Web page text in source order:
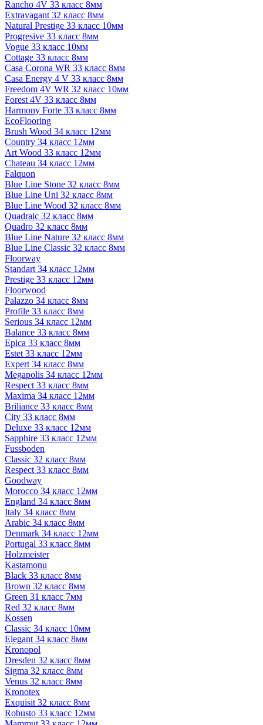
Rancho 4V 33 класс 8мм
Extravagant 32 класс 8мм
Natural Prestige 33 класс 10мм
Progresive 33 класс 8мм
Vogue 33 класс 10мм
Cottage 33 класс 8мм
Casa Corona WR 33 класс 8мм
Casa Energy 4 V 33 класс 8мм
Freedom 4V WR 32 класс 10мм
Forest 4V 33 класс 8мм
Harmony Forte 33 класс 8мм
EcoFlooring
Brush Wood 34 класс 12мм
Country 34 класс 12мм
Art Wood 33 класс 12мм
Chateau 34 класс 12мм
Falquon
Blue Line Stone 32 класс 8мм
Blue Line Uni 32 класс 8мм
Blue Line Wood 32 класс 8мм
Quadraic 32 класс 8мм
Quadro 32 класс 8мм
Blue Line Nature 32 класс 8мм
Blue Line Classic 32 класс 8мм
Floorway
Standart 34 класс 12мм
Prestige 33 класс 12мм
Floorwood
Palazzo 34 класс 8мм
Profile 33 класс 8мм
Serious 34 класс 12мм
Balance 33 класс 8мм
Epica 33 класс 8мм
Estet 33 класс 12мм
Expert 34 класс 8мм
Megapolis 34 класс 12мм
Respect 33 класс 8мм
Maxima 34 класс 12мм
Briliance 33 класс 8мм
City 33 класс 8мм
Deluxe 33 класс 12мм
Sapphire 33 класс 12мм
Fussboden
Classic 32 класс 8мм
Respect 33 класс 8мм
Goodway
Morocco 34 класс 12мм
England 34 класс 8мм
Italy 34 класс 8мм
Arabic 34 класс 8мм
Denmark 34 класс 12мм
Portugal 33 класс 8мм
Holzmeister
Kastamonu
Black 33 класс 8мм
Brown 32 класс 8мм
Green 31 класс 7мм
Red 32 класс 8мм
Kossen
Classic 34 класс 10мм
Elegant 34 класс 8мм
Kronopol
Dresden 32 класс 8мм
Sigma 32 класс 8мм
Venus 32 класс 8мм
Kronotex
Exquisit 32 класс 8мм
Robusto 33 класс 12мм